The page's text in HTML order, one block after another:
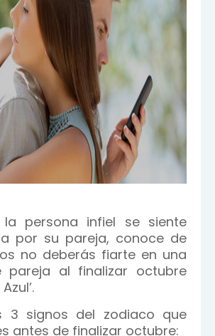
persona infiel se siente
por su pareja, conoce de
no deberás fiarte en una
pareja al finalizar octubre
3 signos del zodiaco que
antes de finalizar octubre: